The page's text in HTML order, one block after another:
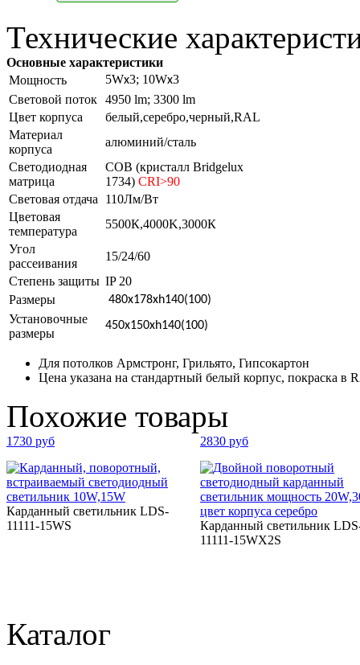
Технические
Основные характеристики
Мощность
5Wх3; 10Wх3
Световой поток 4950 lm; 3300 lm
Цвет корпуса
белый,серебро,черный,RAL
Материал
корпуса
алюминий/сталь
Светодиодная
матрица
COB (кристалл Bridgelux
1734) CRI>90
Световая отдача
110Лм/Вт
Цветовая
температура
5500К,4000K,3000К
Угол
рассеивания
15/24/60
Степень защиты IP 20
Размеры
480х178хh140(100)
Установочные
размеры
450х150хh140(100)
Для потолков Армстронг, Грильято, Гипсокартон
Цена указана на стандартный белый корпус, покраска в
Похожие товары
1730 руб
Карданный светильник LDS-
11111-15WS
2830 руб
Карданный светильник
11111-15WX2S
Каталог